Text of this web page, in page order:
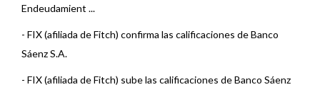
Endeudamient ...
- FIX (afiliada de Fitch) confirma las calificaciones de Banco
Sáenz S.A.
- FIX (afiliada de Fitch) sube las calificaciones de Banco Sáenz